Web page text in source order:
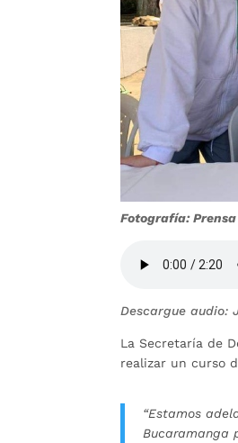
Fotografía:
Descargue audio:
La Secretaría de
realizar un curso
“Estamos
Bucaramanga